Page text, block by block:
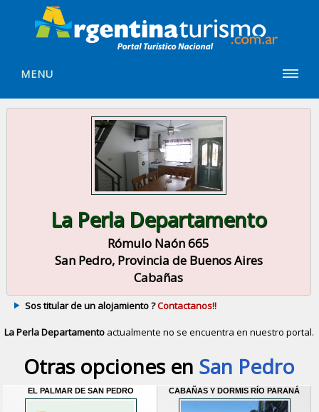
MENU
La Perla Departamento
Rómulo Naón 665
San Pedro, Provincia de Buenos Aires
Cabañas
Sos titular de un alojamiento ?Contactanos!!
La Perla Departamento actualmente no se encuentra en nuestro portal.
Otras opciones en San Pedro
EL PALMAR DE SAN PEDRO CABAÑAS Y DORMIS RÍO PARANÁ